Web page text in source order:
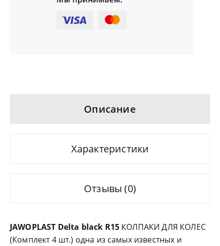
Описание
Характеристики
Отзывы (0)
JAWOPLAST Delta black R15 КОЛПАКИ ДЛЯ КОЛЕС
(Комплект 4 шт.) одна из самых известных и